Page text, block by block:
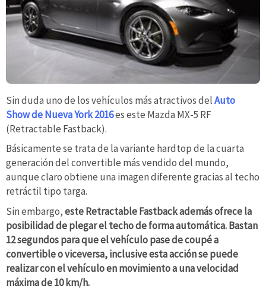
Sin duda uno de los vehículos más atractivos delAuto
Show de Nueva York 2016es este Mazda MX-5 RF
(Retractable Fastback).
Básicamente se trata de la variante hardtop de la cuarta
generación del convertible más vendido del mundo,
aunque claro obtiene una imagen diferente gracias al techo
retráctil tipo targa.
Sin embargo,este Retractable Fastback además ofrece la
posibilidad de plegar el techo de forma automática. Bastan
12 segundos para que el vehículo pase de coupé a
convertible o viceversa, inclusive esta acción se puede
realizar con el vehículo en movimiento a una velocidad
máxima de 10 km/h.